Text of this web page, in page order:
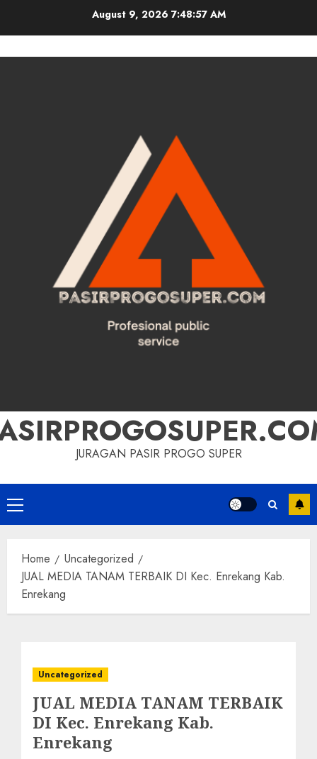
August 9, 2026 7:48:57 AM
JURAGAN PASIR PROGO SUPER
Primary
Menu
Home
Uncategorized
JUAL MEDIA TANAM TERBAIK DI Kec. Enrekang Kab.
Enrekang
Uncategorized
JUAL MEDIA TANAM TERBAIK
DI Kec. Enrekang Kab.
Enrekang